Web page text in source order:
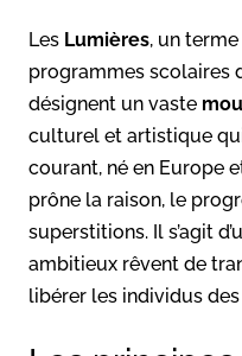
Les Lumières, un
programmes scolaires
désignent un vaste
culturel et artistique
courant, né en Europe
prône la raison, le
superstitions. Il s’agit
ambitieux rêvent de
libérer les individus des